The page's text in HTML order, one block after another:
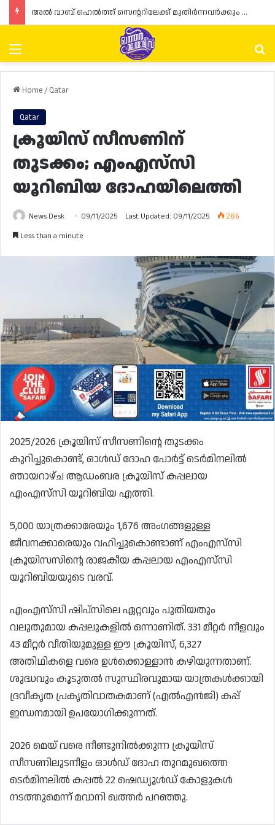
ഖത്തറിൽ വാണിജ്യ പ്രവർത്തനങ്ങളുടെ പുതുക്കൽ: രണ്ടാം ഘട്ടത്തിന് തുടക്കമായി
Menu
Home/ Qatar
Qatar
ക്രൂയിസ് സീസണിന്
തുടക്കം; എംഎസ്‌സി
യൂറിബിയ ദോഹയിലെത്തി
News Desk 09/11/2025 Last Updated: 09/11/2025
286
Less than a minute
2025/2026 ക്രൂയിസ് സീസണിന്റെ തുടക്കം
കുറിച്ചുകൊണ്ട്, ഓൾഡ് ദോഹ പോർട്ട് ടെർമിനലിൽ
ഞായറാഴ്ച ആഡംബര ക്രൂയിസ് കപ്പലായ
എംഎസ്‌സി യൂറിബിയ എത്തി.
5,000 യാത്രക്കാരേയും 1,676 അംഗങ്ങളുള്ള
ജീവനക്കാരെയും വഹിച്ചുകൊണ്ടാണ് എംഎസ്‌സി
ക്രൂയിസസിന്റെ രാജകീയ കപ്പലായ എംഎസ്‌സി
യൂറിബിയയുടെ വരവ്.
എംഎസ്‌സി ഷിപ്‌സിലെ ഏറ്റവും പുതിയതും
വലുതുമായ കപ്പലുകളിൽ ഒന്നാണിത്. 331 മീറ്റർ നീളവും
43 മീറ്റർ വീതിയുമുള്ള ഈ ക്രൂയിസ്, 6,327
അതിഥികളെ വരെ ഉൾക്കൊള്ളാൻ കഴിയുന്നതാണ്.
ശുദ്ധവും കൂടുതൽ സുസ്ഥിരവുമായ യാത്രകൾക്കായി
ദ്രവീകൃത പ്രകൃതിവാതകമാണ് (എൽഎൻജി) കപ്പ്
ഇന്ധനമായി ഉപയോഗിക്കുന്നത്.
2026 മെയ് വരെ നീണ്ടുനിൽക്കുന്ന ക്രൂയിസ്
സീസണിലുടനീളം ഓൾഡ് ദോഹ തുറമുഖത്തെ
ടെർമിനലിൽ കപ്പൽ 22 ഷെഡ്യൂൾഡ് കോളുകൾ
നടത്തുമെന്ന് മവാനി ഖത്തർ പറഞ്ഞു.